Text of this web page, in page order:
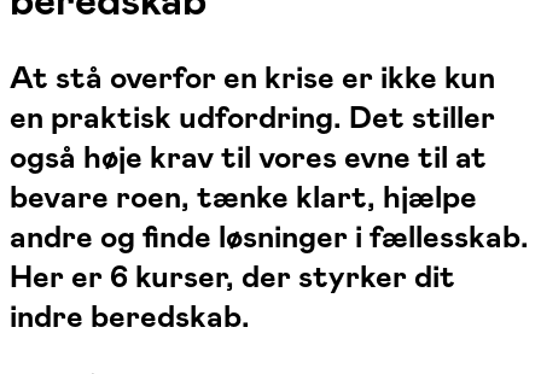
At stå overfor en krise er ikke kun
en praktisk udfordring. Det stiller
også høje krav til vores evne til at
bevare roen, tænke klart, hjælpe
andre og finde løsninger i fællesskab.
Her er 6 kurser, der styrker dit
indre beredskab.